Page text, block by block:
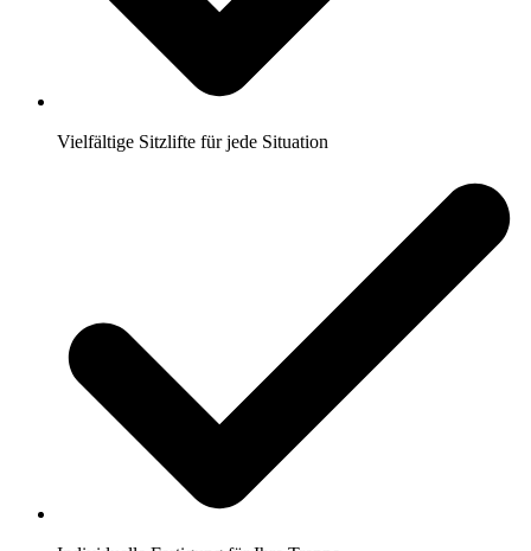
Vielfältige Sitzlifte für jede Situation